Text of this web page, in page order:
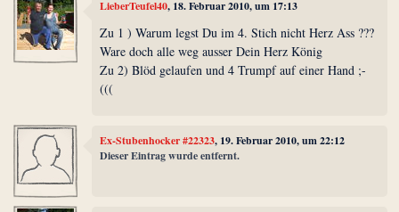
LieberTeufel40, 18. Februar 2010, um 17:13
Zu 1 ) Warum legst Du im 4. Stich nicht Herz Ass ???
Ware doch alle weg ausser Dein Herz König
Zu 2) Blöd gelaufen und 4 Trumpf auf einer Hand ;-
(((
Ex-Stubenhocker #22323, 19. Februar 2010, um 22:12
Dieser Eintrag wurde entfernt.